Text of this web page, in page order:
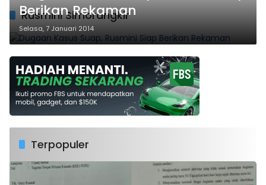
Persen
Akhir Tahun
Rusmini Simorangkir
Berikan Rekaman
Selasa, 7 Januari 2014
Terpopuler